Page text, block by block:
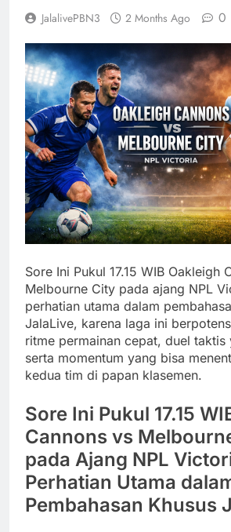
JalalivePBN3 2 Months Ago 0
Sore Ini Pukul 17.15 WIB Oakleigh
Melbourne City pada ajang NPL
perhatian utama dalam
JalaLive, karena laga ini
ritme permainan cepat, duel taktis
serta momentum yang bisa
kedua tim di papan klasemen.
Sore Ini Pukul 17.15
Cannons vs
pada Ajang NPL
Perhatian Utama
Pembahasan Khusus